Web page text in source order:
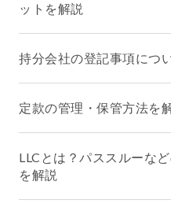
ットを解説
持分会社の登記事項につ
定款の管理・保管方法を
LLCとは？パススルーな
を解説